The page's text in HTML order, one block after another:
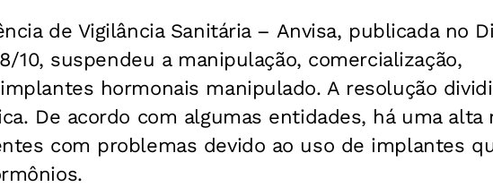
de Vigilância Sanitária – Anvisa, publicada no
10, suspendeu a manipulação, comercialização,
hormonais manipulado. A resolução
De acordo com algumas entidades, há uma alta
com problemas devido ao uso de implantes